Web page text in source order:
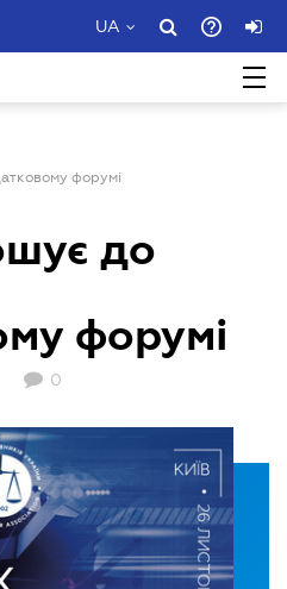
UA
форумі
до
форумі
0